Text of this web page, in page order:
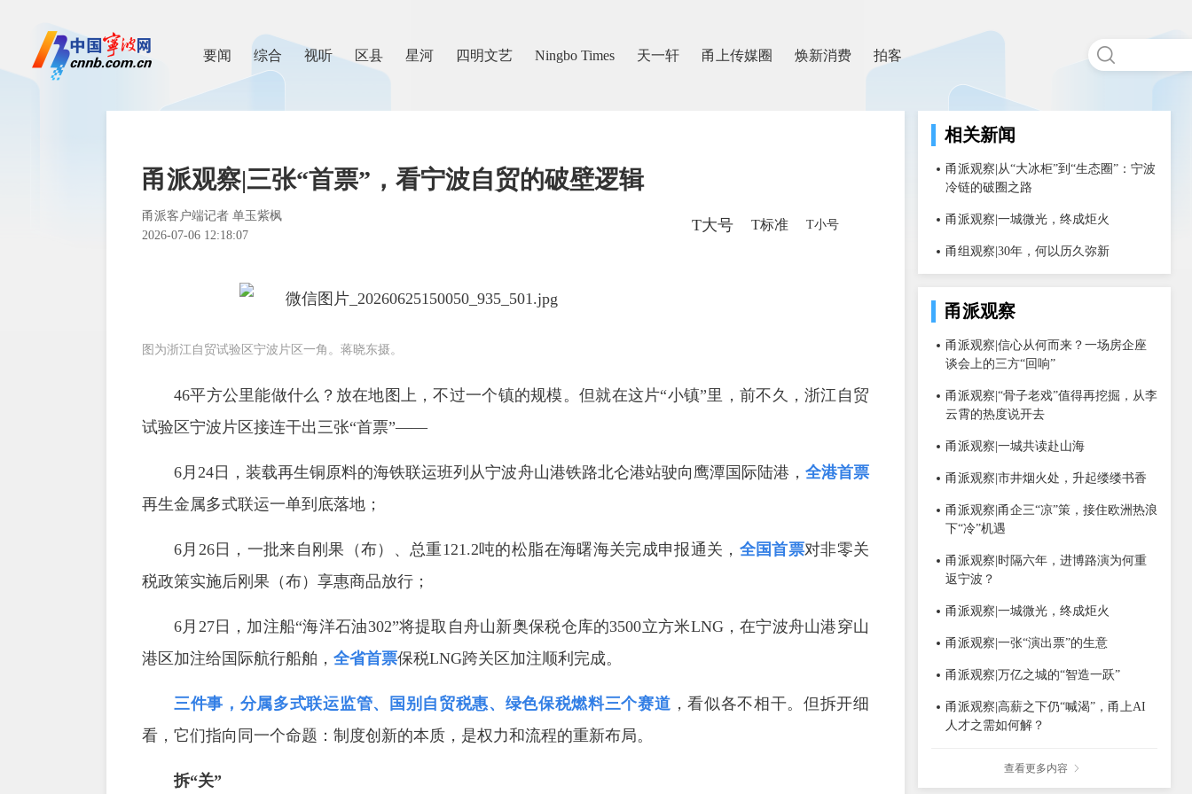
要闻 综合 视听 区县 星河 四明文艺 Ningbo Times 天一轩 甬上传媒圈 焕新消费 拍客
甬派观察|三张“首票”，看宁波自贸的破壁逻辑
​甬派客户端记者 单玉紫枫
2026-07-06 12:18:07
T大号 T标准 T小号
图为浙江自贸试验区宁波片区一角。蒋晓东摄。
46平方公里能做什么？放在地图上，不过一个镇的规模。但就在这片“小镇”里，前不久，浙江自贸
试验区宁波片区接连干出三张“首票”——
6月24日，装载再生铜原料的海铁联运班列从宁波舟山港铁路北仑港站驶向鹰潭国际陆港， 全港首票
再生金属多式联运一单到底落地；
6月26日，一批来自刚果（布）、总重121.2吨的松脂在海曙海关完成申报通关， 全国首票对非零关
税政策实施后刚果（布）享惠商品放行；
6月27日，加注船“海洋石油302”将提取自舟山新奥保税仓库的3500立方米LNG，在宁波舟山港穿山
港区加注给国际航行船舶， 全省首票保税LNG跨关区加注顺利完成。
三件事，分属多式联运监管、国别自贸税惠、绿色保税燃料三个赛道 ，看似各不相干。但拆开细
看，它们指向同一个命题：制度创新的本质，是权力和流程的重新布局。
拆“关”
相关新闻
甬派观察|从“大冰柜”到“生态圈”：宁波
冷链的破圈之路
甬派观察|一城微光，终成炬火
甬组观察|30年，何以历久弥新
甬派观察
甬派观察|信心从何而来？一场房企座
谈会上的三方“回响”
甬派观察|“骨子老戏”值得再挖掘，从李
云霄的热度说开去
甬派观察|一城共读赴山海
甬派观察|市井烟火处，升起缕缕书香
甬派观察|甬企三“凉”策，接住欧洲热浪
下“冷”机遇
甬派观察|时隔六年，进博路演为何重
返宁波？
甬派观察|一城微光，终成炬火
甬派观察|一张“演出票”的生意
甬派观察|万亿之城的“智造一跃”
甬派观察|高薪之下仍“喊渴”，甬上AI
人才之需如何解？
查看更多内容